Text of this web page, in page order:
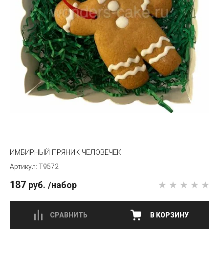
ИМБИРНЫЙ ПРЯНИК ЧЕЛОВЕЧЕК
T9572
187 руб. /набор